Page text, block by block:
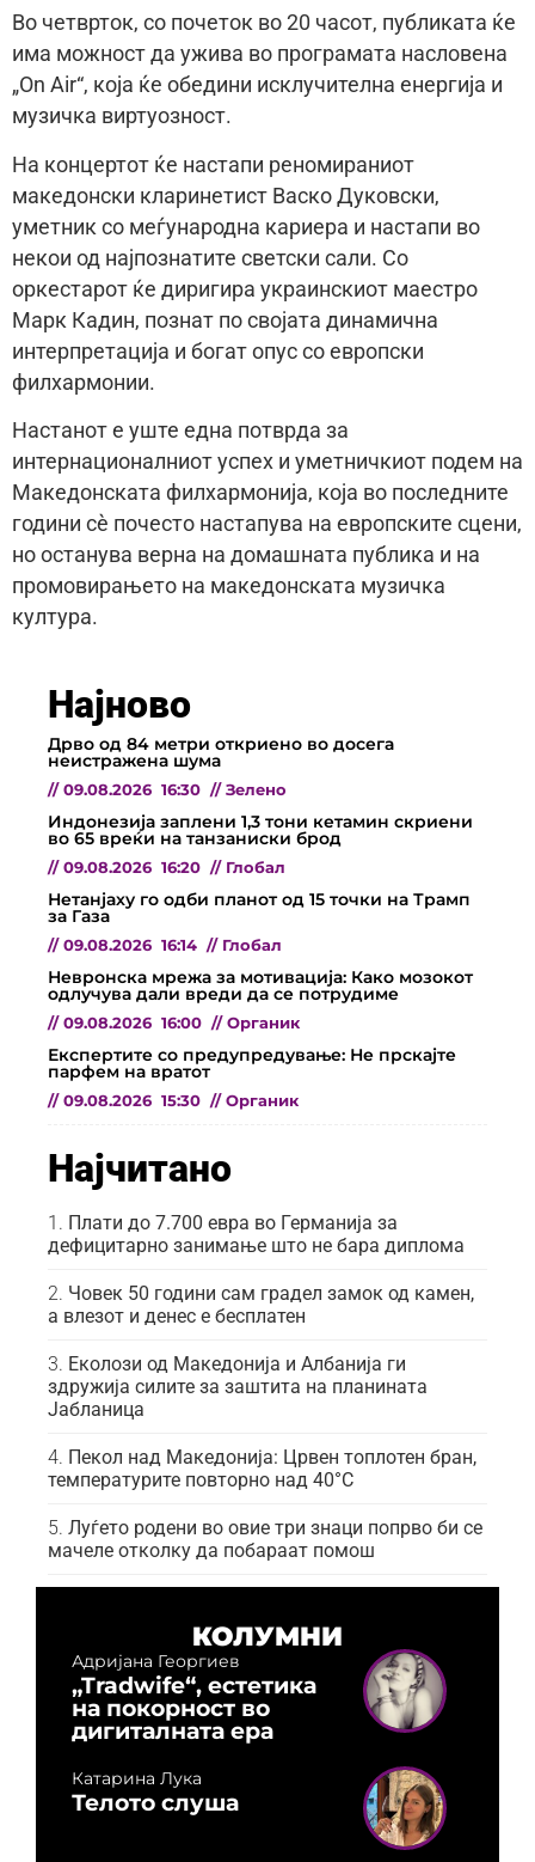
Во четврток, со почеток во 20 часот, публиката ќе
има можност да ужива во програмата насловена
„On Air“, која ќе обедини исклучителна енергија и
музичка виртуозност.
На концертот ќе настапи реномираниот
македонски кларинетист Васко Дуковски,
уметник со меѓународна кариера и настапи во
некои од најпознатите светски сали. Со
оркестарот ќе диригира украинскиот маестро
Марк Кадин, познат по својата динамична
интерпретација и богат опус со европски
филхармонии.
Настанот е уште една потврда за
интернационалниот успех и уметничкиот подем на
Македонската филхармонија, која во последните
години сè почесто настапува на европските сцени,
но останува верна на домашната публика и на
промовирањето на македонската музичка
култура.
Најново
Дрво од 84 метри откриено во досега
неистражена шума
// 09.08.2026 16:30 // Зелено
Индонезија заплени 1,3 тони кетамин скриени
во 65 вреќи на танзаниски брод
// 09.08.2026 16:20 // Глобал
Нетанјаху го одби планот од 15 точки на Трамп
за Газа
// 09.08.2026 16:14 // Глобал
Невронска мрежа за мотивација: Како мозокот
одлучува дали вреди да се потрудиме
// 09.08.2026 16:00 // Органик
Експертите со предупредување: Не прскајте
парфем на вратот
// 09.08.2026 15:30 // Органик
Најчитано
Плати до 7.700 евра во Германија за
дефицитарно занимање што не бара диплома
Човек 50 години сам градел замок од камен,
а влезот и денес е бесплатен
Еколози од Македонија и Албанија ги
здружија силите за заштита на планината
Јабланица
Пекол над Македонија: Црвен топлотен бран,
температурите повторно над 40°C
Луѓето родени во овие три знаци попрво би се
мачеле отколку да побараат помош
КОЛУМНИ
Адријана Георгиев
„Tradwife“, естетика
на покорност во
дигиталната ера
Катарина Лука
Телото слуша